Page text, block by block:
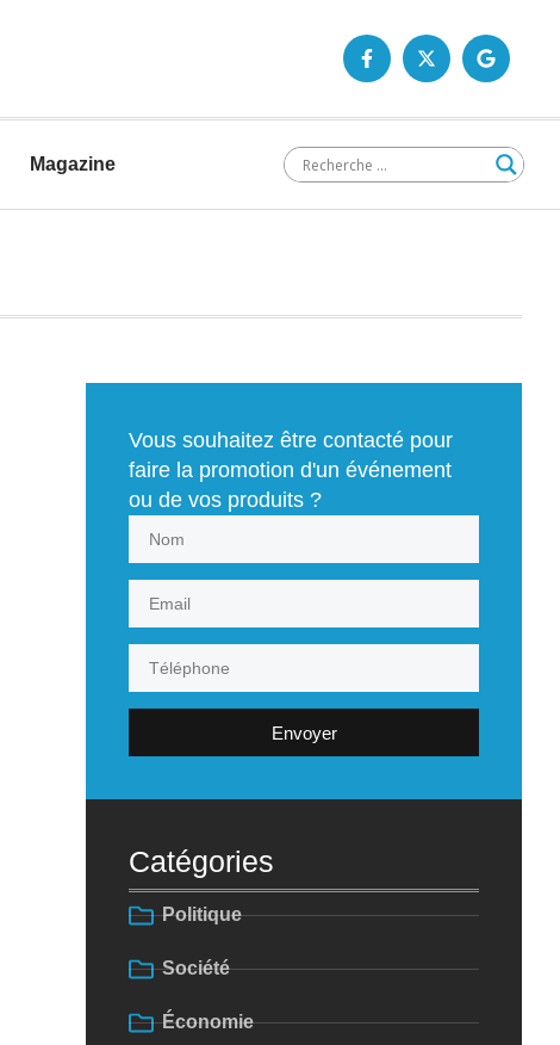
Magazine
Vous souhaitez être contacté pour
faire la promotion d'un événement
ou de vos produits ?
Envoyer
Catégories
Politique
Société
Économie